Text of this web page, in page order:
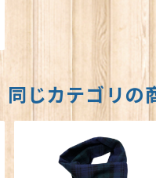
同じカテゴリの